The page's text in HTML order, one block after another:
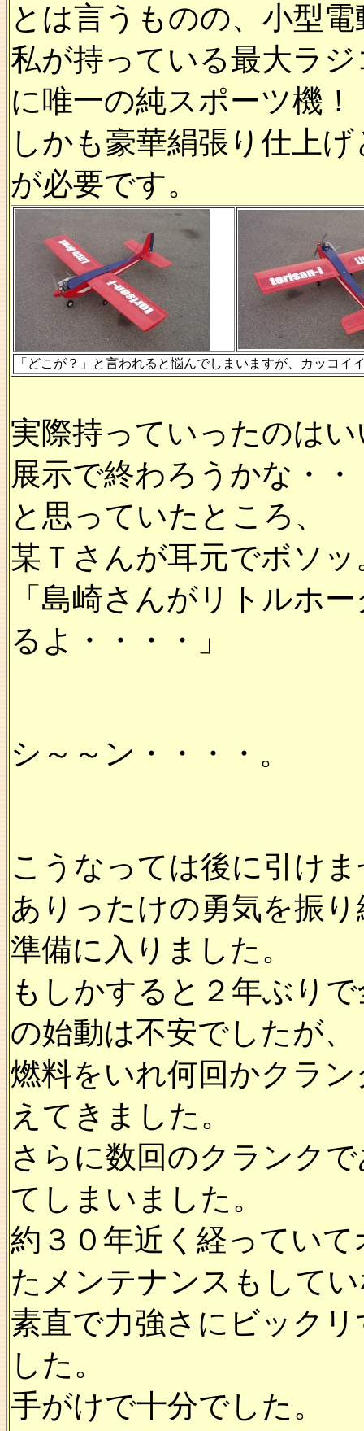
とは言うものの、小型
私が持っている最大ラ
に唯一の純スポーツ機！
しかも豪華絹張り仕上
が必要です。
「どこが？」と言われると悩んでしまいますが、カッコイ
実際持っていったのは
展示で終わろうかな・・
と思っていたところ、
某Ｔさんが耳元でボソッ
「島崎さんがリトルホ
るよ・・・・」
シ～～ン・・・・。
こうなっては後に引け
ありったけの勇気を振
準備に入りました。
もしかすると２年ぶり
の始動は不安でしたが、
燃料をいれ何回かクラ
えてきました。
さらに数回のクランク
てしまいました。
約３０年近く経ってい
たメンテナンスもして
素直で力強さにビック
した。
手がけで十分でした。